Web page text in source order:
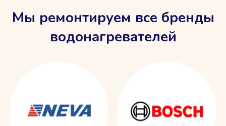
Мы ремонтируем все бренды
водонагревателей